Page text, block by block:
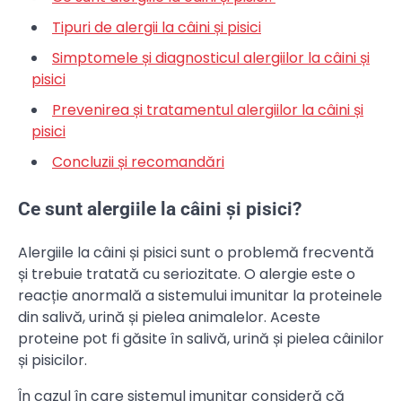
Tipuri de alergii la câini și pisici
Simptomele și diagnosticul alergiilor la câini și
pisici
Prevenirea și tratamentul alergiilor la câini și
pisici
Concluzii și recomandări
Ce sunt alergiile la câini și pisici?
Alergiile la câini și pisici sunt o problemă frecventă
și trebuie tratată cu seriozitate. O alergie este o
reacție anormală a sistemului imunitar la proteinele
din salivă, urină și pielea animalelor. Aceste
proteine pot fi găsite în salivă, urină și pielea câinilor
și pisicilor.
În cazul în care sistemul imunitar consideră că